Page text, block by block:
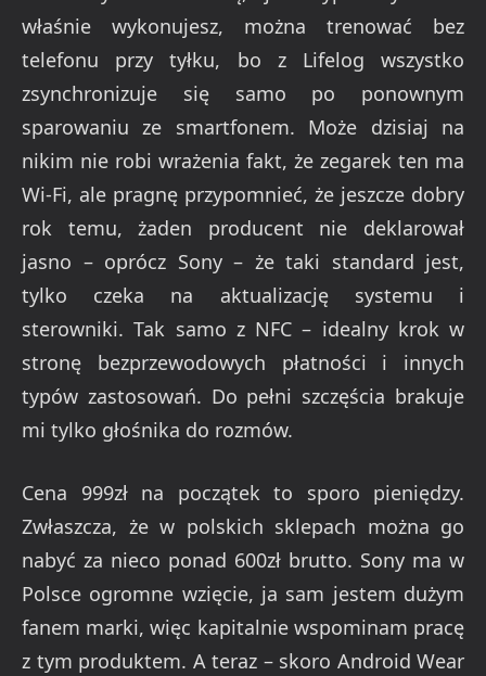
właśnie wykonujesz, można trenować bez
telefonu przy tyłku, bo z Lifelog wszystko
zsynchronizuje się samo po ponownym
sparowaniu ze smartfonem. Może dzisiaj na
nikim nie robi wrażenia fakt, że zegarek ten ma
Wi-Fi, ale pragnę przypomnieć, że jeszcze dobry
rok temu, żaden producent nie deklarował
jasno – oprócz Sony – że taki standard jest,
tylko czeka na aktualizację systemu i
sterowniki. Tak samo z NFC – idealny krok w
stronę bezprzewodowych płatności i innych
typów zastosowań. Do pełni szczęścia brakuje
mi tylko głośnika do rozmów.
Cena 999zł na początek to sporo pieniędzy.
Zwłaszcza, że w polskich sklepach można go
nabyć za nieco ponad 600zł brutto. Sony ma w
Polsce ogromne wzięcie, ja sam jestem dużym
fanem marki, więc kapitalnie wspominam pracę
z tym produktem. A teraz – skoro Android Wear